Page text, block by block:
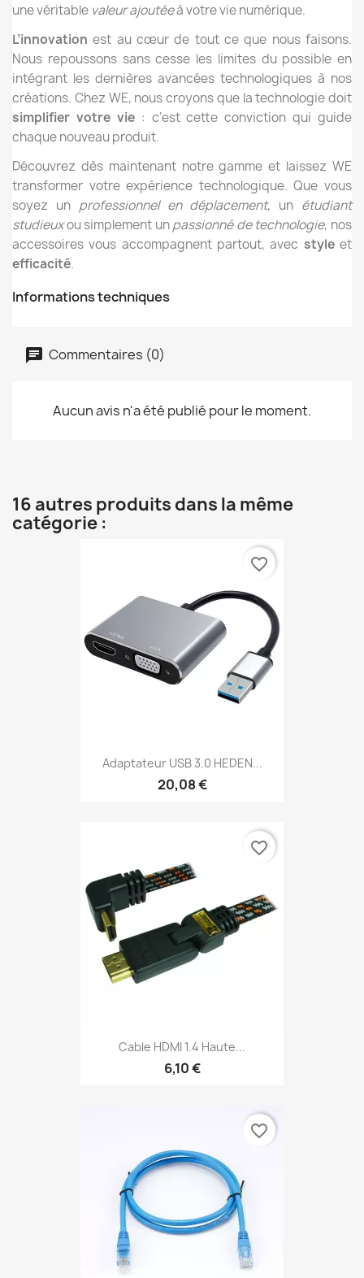
une véritable valeur ajoutéeà votre vie numérique.
L’innovation est au cœur de tout ce que nous faisons.
Nous repoussons sans cesse les limites du possible en
intégrant les dernières avancées technologiques à nos
créations. Chez WE, nous croyons que la technologie doit
simplifier votre vie: c’est cette conviction qui guide
chaque nouveau produit.
Découvrez dès maintenant notre gamme et laissez WE
transformer votre expérience technologique. Que vous
soyez un professionnel en déplacement, un étudiant
studieuxou simplement unpassionné de technologie, nos
accessoires vous accompagnent partout, avec styleet
efficacité.
Informations techniques
Commentaires (0)
Aucun avis n'a été publié pour le moment.
16 autres produits dans la même
catégorie :
Adaptateur USB 3.0 HEDEN...
20,08 €
favorite_border
Cable HDMI 1.4 Haute...
6,10 €
favorite_border
favorite_border